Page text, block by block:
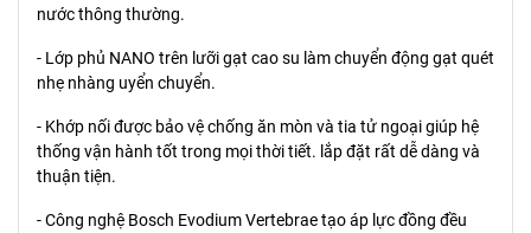
nước thông thường.
- Lớp phủ NANO trên lưỡi gạt cao su làm chuyển động gạt quét
nhẹ nhàng uyển chuyển.
- Khớp nối được bảo vệ chống ăn mòn và tia tử ngoại giúp hệ
thống vận hành tốt trong mọi thời tiết. lắp đặt rất dễ dàng và
thuận tiện.
- Công nghệ Bosch Evodium Vertebrae tạo áp lực đồng đều